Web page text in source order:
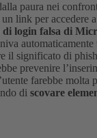
paura nei
link per accedere
di login falsa di
automaticamente
il significato di
prevenire
farebbe molta
di scovare